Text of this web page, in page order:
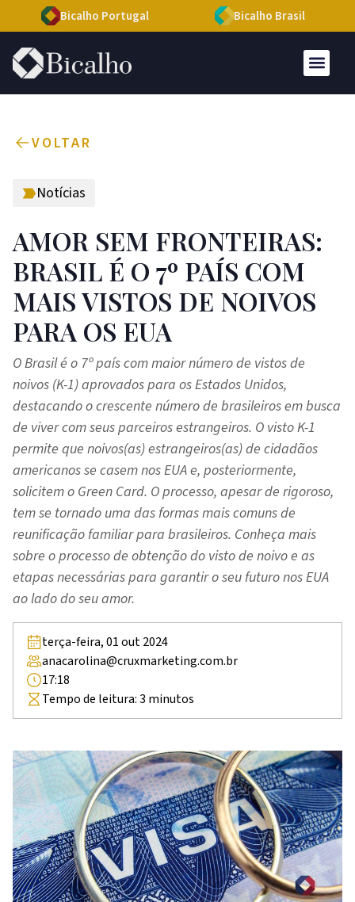
Bicalho Portugal Bicalho Brasil
VOLTAR
Notícias
AMOR SEM FRONTEIRAS:
BRASIL É O 7º PAÍS COM
MAIS VISTOS DE NOIVOS
PARA OS EUA
O Brasil é o 7º país com maior número de vistos de
noivos (K-1) aprovados para os Estados Unidos,
destacando o crescente número de brasileiros em busca
de viver com seus parceiros estrangeiros. O visto K-1
permite que noivos(as) estrangeiros(as) de cidadãos
americanos se casem nos EUA e, posteriormente,
solicitem o Green Card. O processo, apesar de rigoroso,
tem se tornado uma das formas mais comuns de
reunificação familiar para brasileiros. Conheça mais
sobre o processo de obtenção do visto de noivo e as
etapas necessárias para garantir o seu futuro nos EUA
ao lado do seu amor.
terça-feira, 01 out 2024
anacarolina@cruxmarketing.com.br
17:18
Tempo de leitura:3 minutos